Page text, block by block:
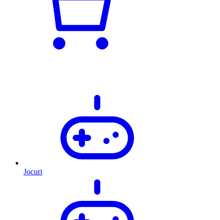
Jocuri